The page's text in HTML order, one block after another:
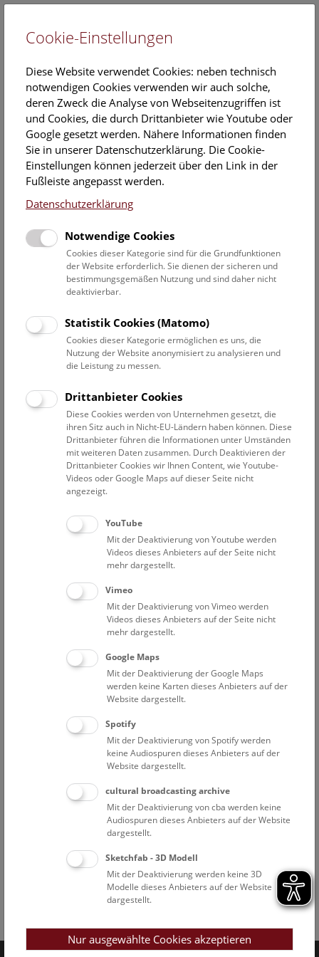
EN
Veranstaltungskalender
Informationen zu Gruppen,- Kindergarten- und
Schulprogrammen finden Siehier
Datumsfilter
1.8.2021
Datum auswählen
Erweiterte Suche
Filter zurücksetzen
1. August 2021
Bisher keine Ergebnisse. Dienstags ist das NHM Wien
in der Regel geschlossen. Ausnahmen finden sie
Eine Nacht im Museum
Cookie-Einstellungen
Diese Website verwendet Cookies: neben technisch
notwendigen Cookies verwenden wir auch solche,
deren Zweck die Analyse von Webseitenzugriffen ist
und Cookies, die durch Drittanbieter wie Youtube oder
Google gesetzt werden. Nähere Informationen finden
Sie in unserer Datenschutzerklärung. Die Cookie-
Einstellungen können jederzeit über den Link in der
Fußleiste angepasst werden.
Datenschutzerklärung
Notwendige Cookies
Cookies dieser Kategorie sind für die Grundfunktionen
der Website erforderlich. Sie dienen der sicheren und
bestimmungsgemäßen Nutzung und sind daher nicht
deaktivierbar.
Statistik Cookies (Matomo)
Cookies dieser Kategorie ermöglichen es uns, die
Nutzung der Website anonymisiert zu analysieren und
die Leistung zu messen.
Drittanbieter Cookies
Diese Cookies werden von Unternehmen gesetzt, die
ihren Sitz auch in Nicht-EU-Ländern haben können. Diese
Drittanbieter führen die Informationen unter Umständen
mit weiteren Daten zusammen. Durch Deaktivieren der
Drittanbieter Cookies wir Ihnen Content, wie Youtube-
Videos oder Google Maps auf dieser Seite nicht
angezeigt.
YouTube
Mit der Deaktivierung von Youtube werden
Videos dieses Anbieters auf der Seite nicht
mehr dargestellt.
Vimeo
Mit der Deaktivierung von Vimeo werden
Videos dieses Anbieters auf der Seite nicht
mehr dargestellt.
Google Maps
Mit der Deaktivierung der Google Maps
werden keine Karten dieses Anbieters auf der
Website dargestellt.
Spotify
Mit der Deaktivierung von Spotify werden
keine Audiospuren dieses Anbieters auf der
Website dargestellt.
cultural broadcasting archive
Mit der Deaktivierung von cba werden keine
Audiospuren dieses Anbieters auf der Website
dargestellt.
Sketchfab - 3D Modell
Mit der Deaktivierung werden keine 3D
Modelle dieses Anbieters auf der Website
dargestellt.
Nur ausgewählte Cookies akzeptieren